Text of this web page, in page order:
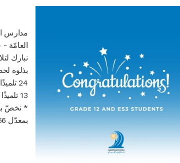
مدارس
العامّة -
بذلوه
24 تلميذًا بدرجة "جيّد جدًّا"
13 تلميذًا بدرجة "جيّد".
* نخصّ
بمعدّل 19.056.